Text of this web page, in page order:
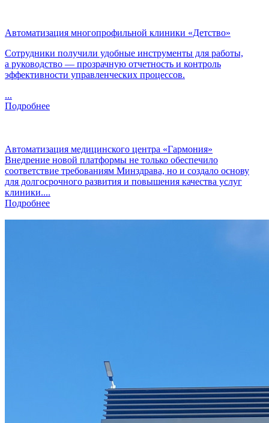
Автоматизация многопрофильной клиники «Детство»
Сотрудники получили удобные инструменты для работы,
а руководство — прозрачную отчетность и контроль
эффективности управленческих процессов.
...
Подробнее
Автоматизация медицинского центра «Гармония»
Внедрение новой платформы не только обеспечило
соответствие требованиям Минздрава, но и создало основу
для долгосрочного развития и повышения качества услуг
клиники....
Подробнее